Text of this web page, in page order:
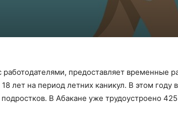
работодателями, предоставляет временные
лет на период летних каникул. В этом году
В Абакане уже трудоустроено